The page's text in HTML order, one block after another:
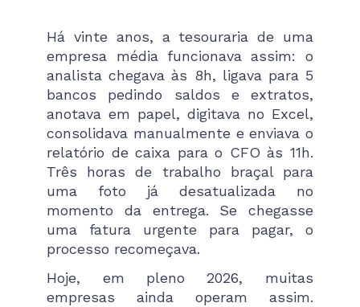
Há vinte anos, a tesouraria de uma
empresa média funcionava assim: o
analista chegava às 8h, ligava para 5
bancos pedindo saldos e extratos,
anotava em papel, digitava no Excel,
consolidava manualmente e enviava o
relatório de caixa para o CFO às 11h.
Três horas de trabalho braçal para
uma foto já desatualizada no
momento da entrega. Se chegasse
uma fatura urgente para pagar, o
processo recomeçava.
Hoje, em pleno 2026, muitas
empresas ainda operam assim.